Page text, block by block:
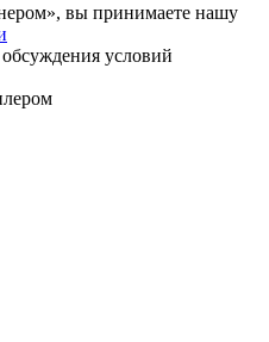
вы принимаете нашу
условий